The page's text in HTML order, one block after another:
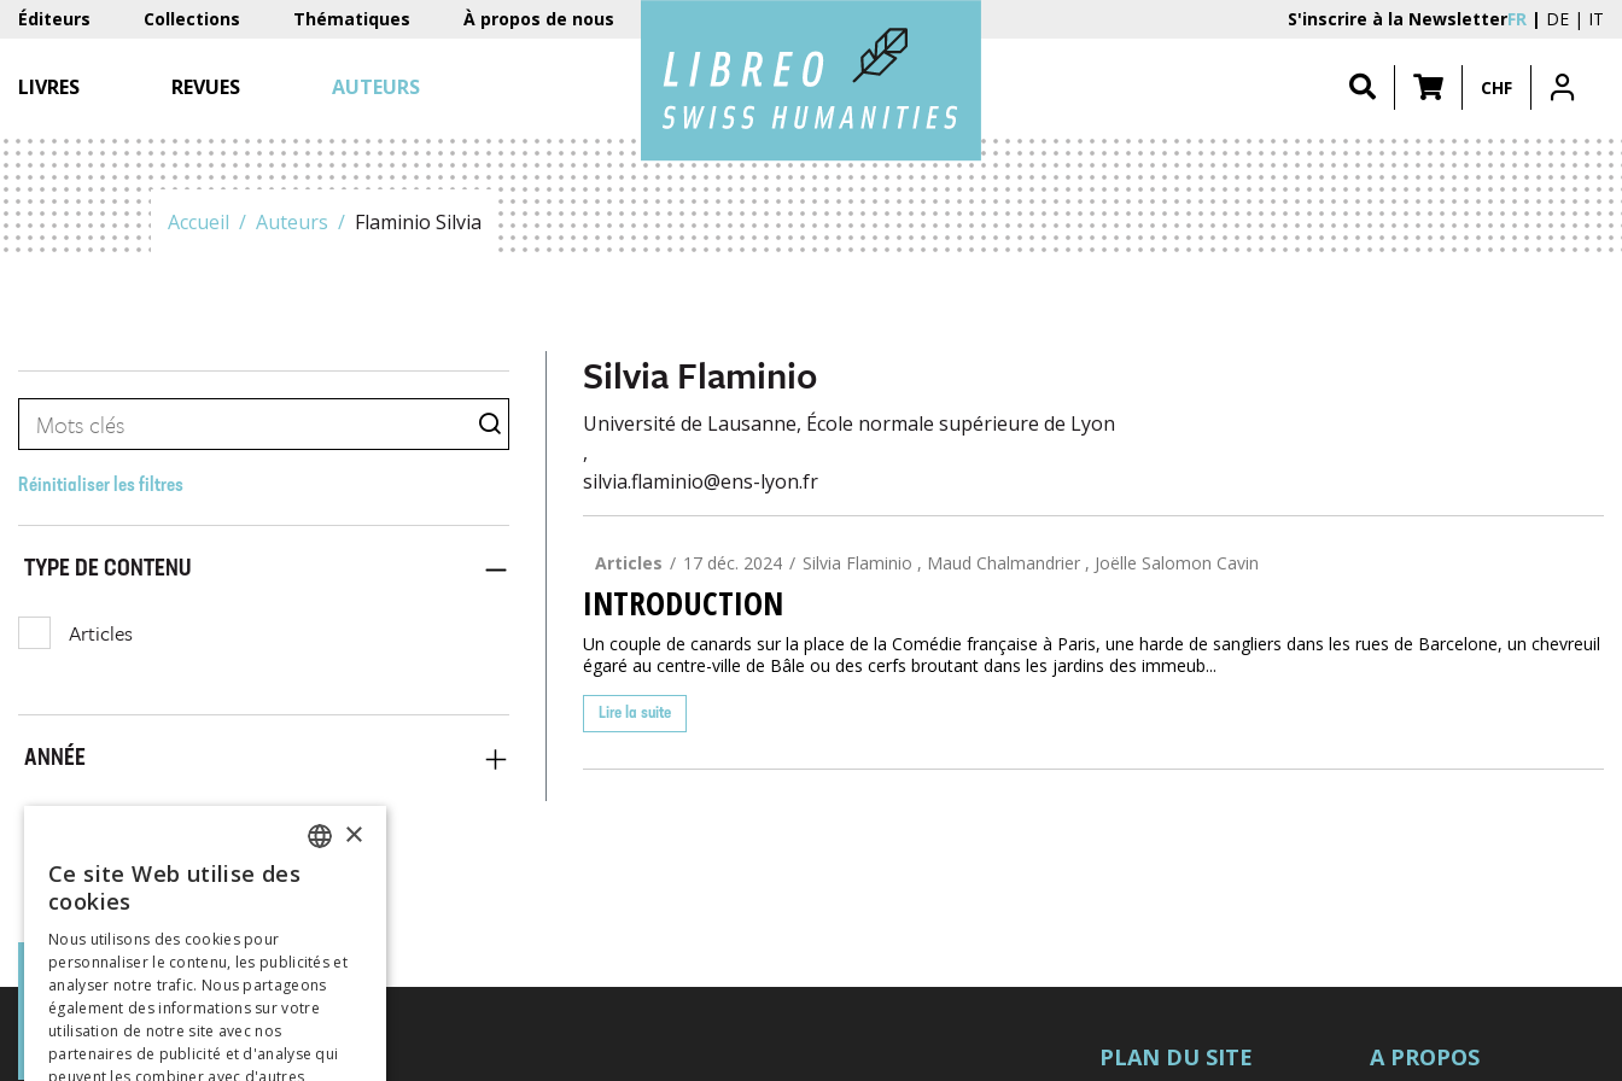
Éditeurs Collections Thématiques À propos de nous S'inscrire à la NewsletterFR DE IT
LIVRES REVUES AUTEURS CHF
Accueil Auteurs Flaminio Silvia
Réinitialiser les filtres
TYPE DE CONTENU
Articles
ANNÉE
Silvia Flaminio
Université de Lausanne, École normale supérieure de Lyon
,
silvia.flaminio@ens-lyon.fr
Articles 17 déc. 2024 Silvia Flaminio , Maud Chalmandrier , Joëlle Salomon Cavin
INTRODUCTION
Un couple de canards sur la place de la Comédie française à Paris, une harde de sangliers dans les rues de Barcelone, un chevreuil
égaré au centre-ville de Bâle ou des cerfs broutant dans les jardins des immeub...
Lire la suite
PLAN DU SITE A PROPOS
ITALIAN
×
Ce site Web utilise des
cookies
Nous utilisons des cookies pour
personnaliser le contenu, les publicités et
analyser notre trafic. Nous partageons
également des informations sur votre
utilisation de notre site avec nos
partenaires de publicité et d'analyse qui
peuvent les combiner avec d'autres